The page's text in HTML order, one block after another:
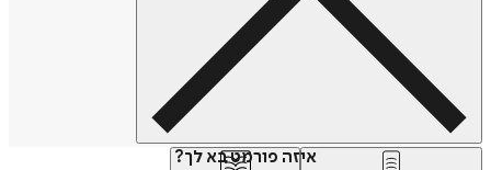
איזה פורמט בא לך?